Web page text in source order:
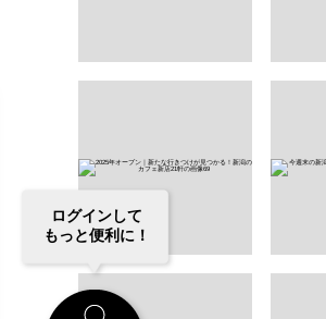
ログインして
もっと便利に！